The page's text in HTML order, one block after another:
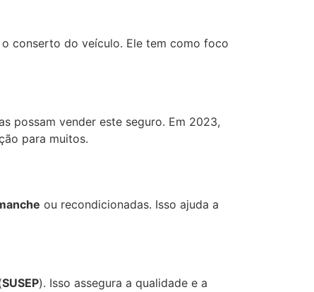
conserto do veículo. Ele tem como foco
possam vender este seguro. Em 2023,
para muitos.
ou recondicionadas. Isso ajuda a
SUSEP). Isso assegura a qualidade e a